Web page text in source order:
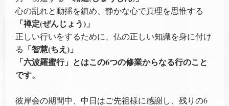
心の乱れと動揺を鎮め、静かな心で真理を思惟する
「禅定(ぜんじょう)」
正しい行いをするために、仏の正しい知識を身に付け
る 「智慧(ちえ)」
「六波羅蜜行」とはこの6つの修業からなる行のこと
です。
彼岸会の期間中、中日はご先祖様に感謝し、残りの6